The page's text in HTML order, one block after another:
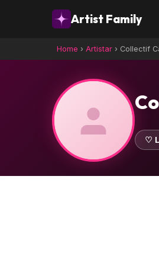
Artist Family
Home › Artistar › Collectif
♡